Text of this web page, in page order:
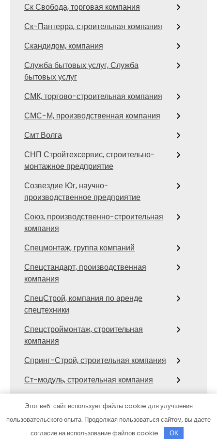
Ск Свобода, торговая компания
Ск-Пантерра, строительная компания
Скандидом, компания
Служба бытовых услуг, Служба
бытовых услуг
СМК, торгово-строительная компания
СМС-М, производственная компания
Смт Волга
СНП Стройтехсервис, строительно-
монтажное предприятие
Созвездие Юг, научно-
производственное предприятие
Союз, производственно-строительная
компания
Спецмонтаж, группа компаний
Спецстандарт, производственная
компания
СпецСтрой, компания по аренде
спецтехники
Спецстроймонтаж, строительная
компания
Спринг-Строй, строительная компания
Ст-модуль, строительная компания
Стрелка21, строительная компания
Строитель, строительная-
Этот веб-сайт использует файлы cookie для улучшения
пользовательского опыта. Продолжая пользоваться сайтом, вы даете
согласие на использование файлов cookie.
OK